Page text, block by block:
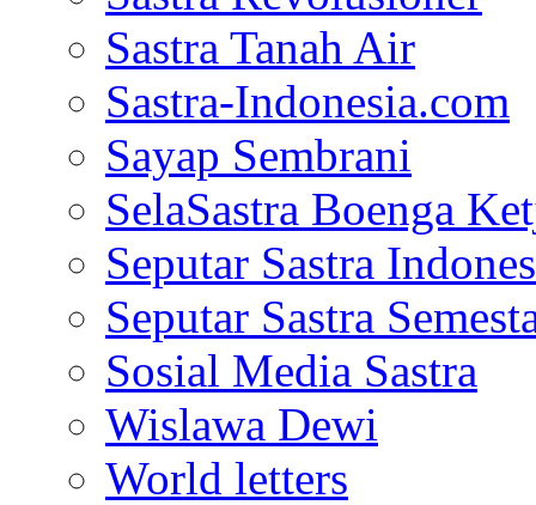
Sastra Tanah Air
Sastra-Indonesia.com
Sayap Sembrani
SelaSastra Boenga
Seputar Sastra
Seputar Sastra
Sosial Media Sastra
Wislawa Dewi
World letters